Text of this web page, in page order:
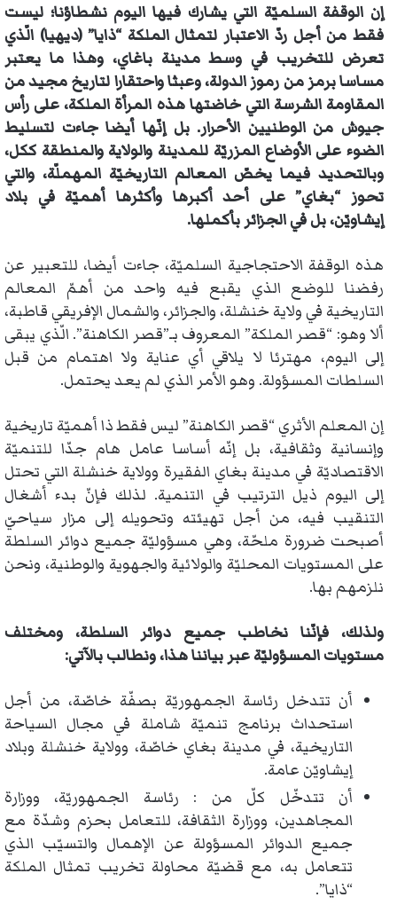
إن الوقفة السلميّة التي يشارك فيها اليوم نشطاؤنا؛ ليست
فقط من أجل ردّ الاعتبار لتمثال الملكة “ذايا” (ديهيا) الّذي
تعرض للتخريب في وسط مدينة باغاي، وهذا ما يعتبر
مساسا برمز من رموز الدولة، وعبثا واحتقارا لتاريخ مجيد من
المقاومة الشرسة التي خاضتها هذه المرأة الملكة، على رأس
جيوش من الوطنيين الأحرار. بل إنّها أيضا جاءت لتسليط
الضوء على الأوضاع المزريّة للمدينة والولاية والمنطقة ككل،
وبالتحديد فيما يخصّ المعالم التاريخيّة المهملّة، والتي
تحوز “بغاي” على أحد أكبرها وأكثرها أهميّة في بلاد
إيشاويّن، بل في الجزائر بأكملها.
هذه الوقفة الاحتجاجية السلميّة، جاءت أيضا، للتعبير عن
رفضنا للوضع الذي يقبع فيه واحد من أهمّ المعالم
التاريخية في ولاية خنشلة، والجزائر، والشمال الإفريقي قاطبة،
ألا وهو: “قصر الملكة” المعروف بـ”قصر الكاهنة”. الّذي يبقى
إلى اليوم، مهترئا لا يلاقي أي عناية ولا اهتمام من قبل
السلطات المسؤولة. وهو الأمر الذي لم يعد يحتمل.
إن المعلم الأثري “قصر الكاهنة” ليس فقط ذا أهميّة تاريخية
وإنسانية وثقافية، بل إنّه أساسا عامل هام جدّا للتنميّة
الاقتصاديّة في مدينة بغاي الفقيرة وولاية خنشلة التي تحتل
إلى اليوم ذيل الترتيب في التنمية. لذلك فإنّ بدء أشغال
التنقيب فيه، من أجل تهيئته وتحويله إلى مزار سياحيّ
أصبحت ضرورة ملحّة، وهي مسؤوليّة جميع دوائر السلطة
على المستويات المحليّة والولائية والجهوية والوطنية، ونحن
نلزمهم بها.
ولذلك، فإنّنا نخاطب جميع دوائر السلطة، ومختلف
مستويات المسؤوليّة عبر بياننا هذا، ونطالب بالآتي:
أن تتدخل رئاسة الجمهوريّة بصفّة خاصّة، من أجل
استحداث برنامج تنميّة شاملة في مجال السياحة
التاريخية، في مدينة بغاي خاصّة، وولاية خنشلة وبلاد
إيشاويّن عامة.
أن تتدخّل كلّ من : رئاسة الجمهوريّة، ووزارة
المجاهدين، ووزارة الثقافة، للتعامل بحزم وشدّة مع
جميع الدوائر المسؤولة عن الإهمال والتسيّب الذي
تتعامل به، مع قضيّة محاولة تخريب تمثال الملكة
“ذايا”.